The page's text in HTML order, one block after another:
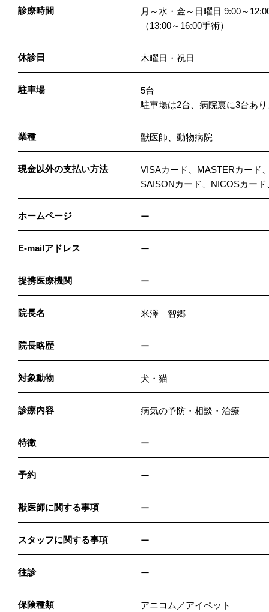
診療時間
月～水・金～日曜日 9:00～
（13:00～16:00手術）
休診日 木曜日・祝日
駐車場
5台
駐車場は2台、病院裏に3台あ
業種 獣医師、動物病院
現金以外の支払い方法
VISAカード、MASTERカード
SAISONカード、NICOSカー
ホームページ ー
E-mailアドレス ー
提携医療機関 ー
院長名 米澤 智郷
院長略歴 ー
対象動物 犬・猫
診療内容 病気の予防・相談・治療
特徴 ー
予約 ー
獣医師に関する事項 ー
スタッフに関する事項 ー
往診 ー
保険種類 アニコム／アイペット